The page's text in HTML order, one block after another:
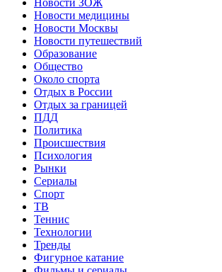
Новости медицины
Новости Москвы
Новости путешествий
Образование
Общество
Около спорта
Отдых в России
Отдых за границей
ПДД
Политика
Происшествия
Психология
Рынки
Сериалы
Спорт
ТВ
Теннис
Технологии
Тренды
Фигурное катание